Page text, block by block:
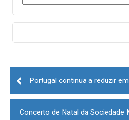
Post
navigation